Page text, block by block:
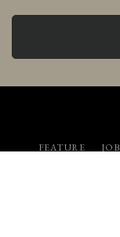
FEATURE JOB